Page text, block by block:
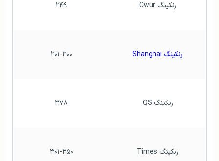
رنکینگ Cwur ۲۴۹
رنکینگ Shanghai ۲۰۱-۳۰۰
رنکینگ QS ۳۷۸
رنکینگ Times ۳۰۱-۳۵۰